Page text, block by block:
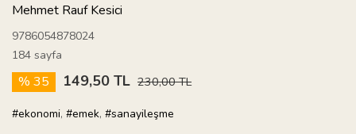
Mehmet Rauf Kesici
9786054878024
184 sayfa
% 35 149,50 TL 230,00 TL
#ekonomi, #emek, #sanayileşme